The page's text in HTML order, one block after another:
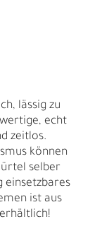
lässig zu
echt
zeitlos.
können
selber
einsetzbares
ist aus